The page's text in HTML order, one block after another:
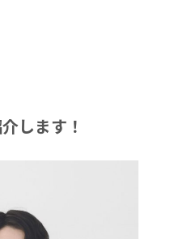
します！